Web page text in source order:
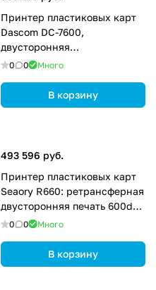
Принтер пластиковых карт
Dascom DC-7600,
двусторонняя
ретрансферная печать, 600
Mifare кодировщик
28.896.0310
0 0 Много
В корзину
493 596 руб.
Принтер пластиковых карт
Seaory R660: ретрансферная
двусторонняя печать 600dpi
x 600dpi, 20-38 сек/карта,
0 0 Много
В корзину